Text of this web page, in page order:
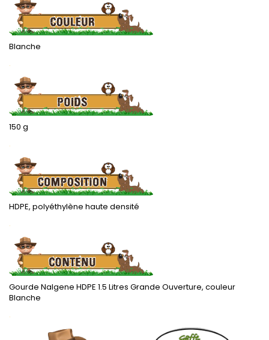
Blanche
.
150 g
.
HDPE, polyéthylène haute densité
.
Gourde Nalgene HDPE 1.5 Litres Grande Ouverture, couleur
Blanche
.